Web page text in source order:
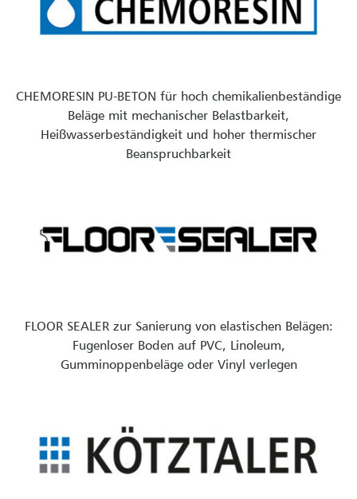
CHEMORESIN PU-BETON für hoch chemikalienbeständige
Beläge mit mechanischer Belastbarkeit,
Heißwasserbeständigkeit und hoher thermischer
Beanspruchbarkeit
FLOOR SEALER zur Sanierung von elastischen Belägen:
Fugenloser Boden auf PVC, Linoleum,
Gumminoppenbeläge oder Vinyl verlegen